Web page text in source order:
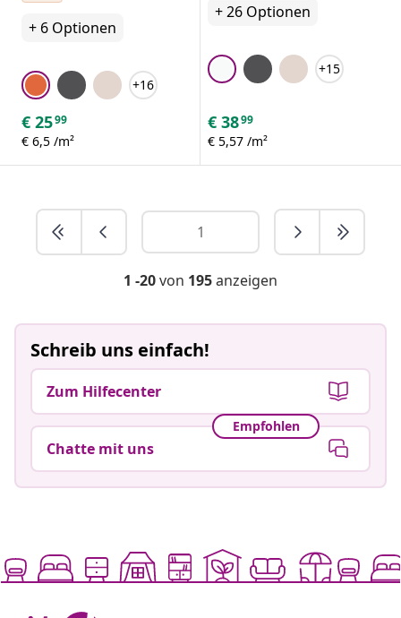
+ 6 Optionen
+16
€ 2599
€ 6,5 /m²
+26 Optionen
+15
€ 3899
€ 5,57 /m²
1 -20von 195anzeigen
Schreib uns einfach!
Zum Hilfecenter
Empfohlen
Chatte mit uns